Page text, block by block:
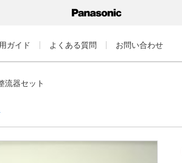
ガイド よくある質問 お問い合わせ
流器セット